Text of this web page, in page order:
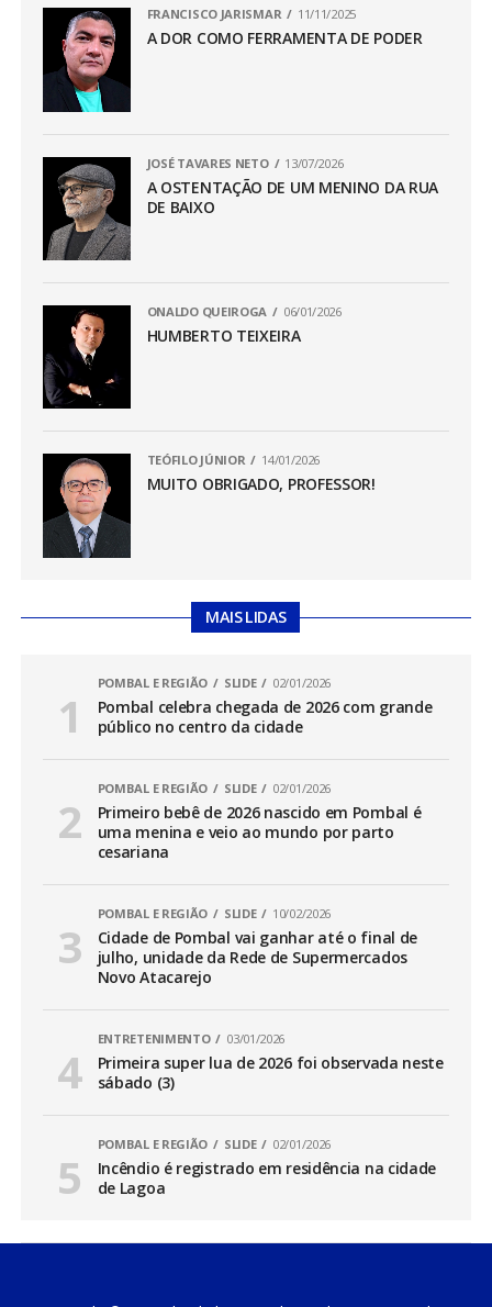
FRANCISCO JARISMAR 11/11/2025
A DOR COMO FERRAMENTA DE PODER
JOSÉ TAVARES NETO 13/07/2026
A OSTENTAÇÃO DE UM MENINO DA RUA
DE BAIXO
ONALDO QUEIROGA 06/01/2026
HUMBERTO TEIXEIRA
TEÓFILO JÚNIOR 14/01/2026
MUITO OBRIGADO, PROFESSOR!
MAIS LIDAS
POMBAL E REGIÃO SLIDE 02/01/2026
Pombal celebra chegada de 2026 com grande
público no centro da cidade
POMBAL E REGIÃO SLIDE 02/01/2026
Primeiro bebê de 2026 nascido em Pombal é
uma menina e veio ao mundo por parto
cesariana
POMBAL E REGIÃO SLIDE 10/02/2026
Cidade de Pombal vai ganhar até o final de
julho, unidade da Rede de Supermercados
Novo Atacarejo
ENTRETENIMENTO 03/01/2026
Primeira super lua de 2026 foi observada neste
sábado (3)
POMBAL E REGIÃO SLIDE 02/01/2026
Incêndio é registrado em residência na cidade
de Lagoa